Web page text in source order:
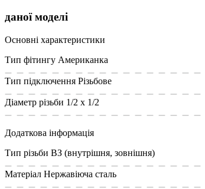
даної моделі
Основні характеристики
Тип фітингу Американка
Тип підключення Різьбове
Діаметр різьби 1/2 x 1/2
Додаткова інформація
Тип різьби ВЗ (внутрішня, зовнішня)
Матеріал Нержавіюча сталь